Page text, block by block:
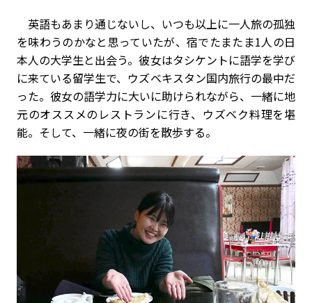
英語もあまり通じないし、いつも以上に一人旅の孤独
を味わうのかなと思っていたが、宿でたまたま1人の日
本人の大学生と出会う。彼女はタシケントに語学を学び
に来ている留学生で、ウズベキスタン国内旅行の最中だ
った。彼女の語学力に大いに助けられながら、一緒に地
元のオススメのレストランに行き、ウズベク料理を堪
能。そして、一緒に夜の街を散歩する。